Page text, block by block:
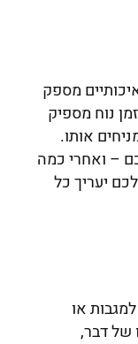
מספק
נוח מספיק
אותו.
– ואחרי כמה
יעריך כל
או
של דבר,